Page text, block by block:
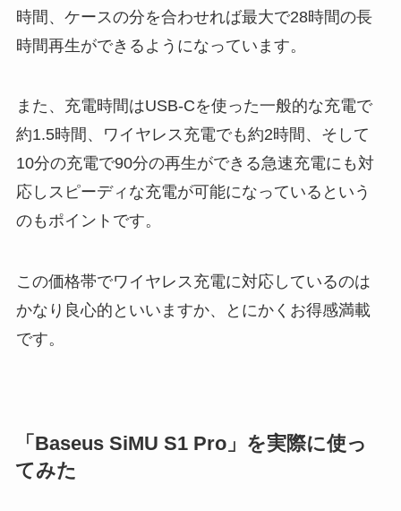
時間、ケースの分を合わせれば最大で28時間の長
時間再生ができるようになっています。
また、充電時間はUSB-Cを使った一般的な充電で
約1.5時間、ワイヤレス充電でも約2時間、そして
10分の充電で90分の再生ができる急速充電にも対
応しスピーディな充電が可能になっているという
のもポイントです。
この価格帯でワイヤレス充電に対応しているのは
かなり良心的といいますか、とにかくお得感満載
です。
「Baseus SiMU S1 Pro」を実際に使っ
てみた